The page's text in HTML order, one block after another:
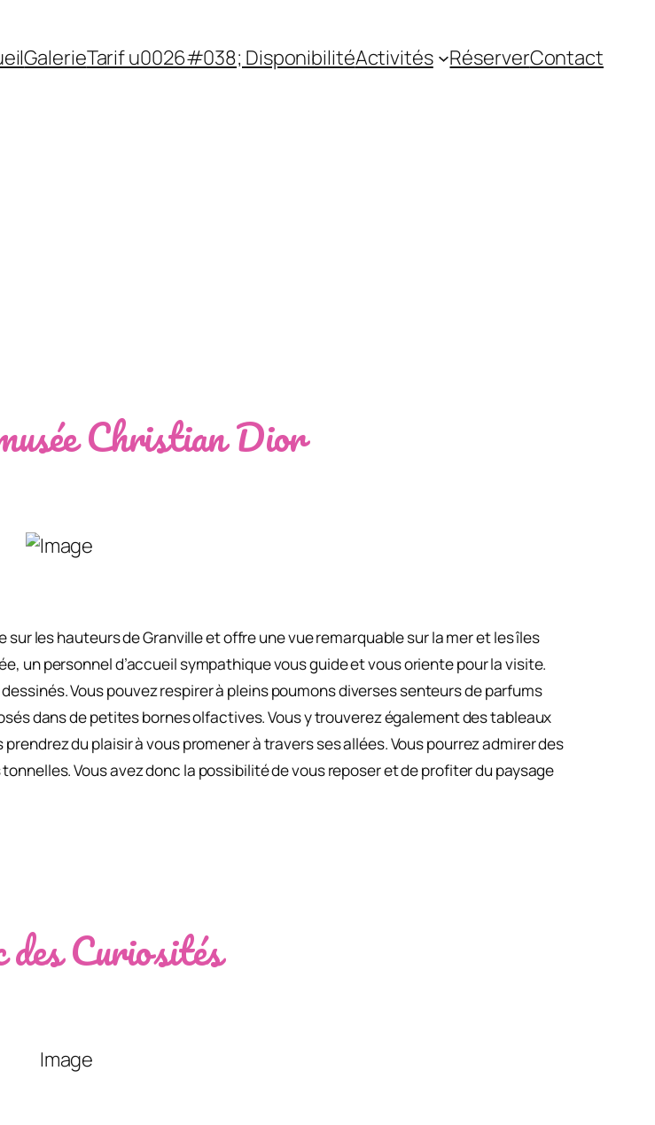
GalerieTarif u0026#038; DisponibilitéActivités RéserverContact
Christian Dior
les hauteurs de Granville et offre une vue remarquable sur la mer et les îles
un personnel d’accueil sympathique vous guide et vous oriente pour la visite.
Vous pouvez respirer à pleins poumons diverses senteurs de parfums
dans de petites bornes olfactives. Vous y trouverez également des tableaux
du plaisir à vous promener à travers ses allées. Vous pourrez admirer des
Vous avez donc la possibilité de vous reposer et de profiter du paysage
Curiosités